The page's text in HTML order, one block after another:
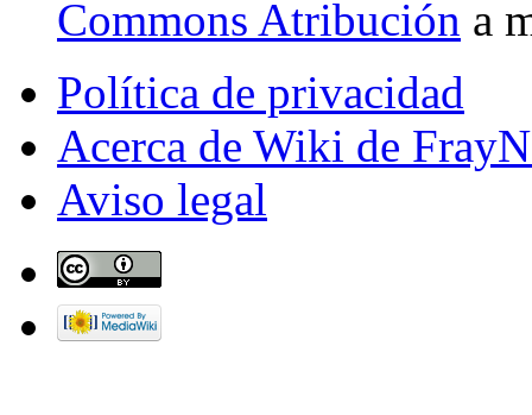
Commons Atribución a
Política de privacidad
Acerca de Wiki de
Aviso legal